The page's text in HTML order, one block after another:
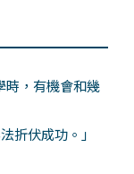
，有機會和幾
伏成功。」